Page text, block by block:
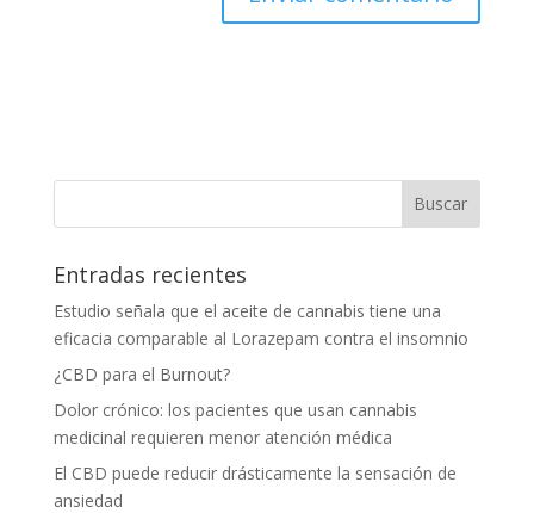
Entradas recientes
Estudio señala que el aceite de cannabis tiene una
eficacia comparable al Lorazepam contra el insomnio
¿CBD para el Burnout?
Dolor crónico: los pacientes que usan cannabis
medicinal requieren menor atención médica
El CBD puede reducir drásticamente la sensación de
ansiedad